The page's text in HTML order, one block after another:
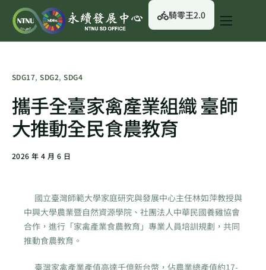
關於我們
永續資訊
校園綠生活
English
騎零王2.0
SDG17,SDG2,SDG4
攜手全臺家禽產業組織 臺師
大推動全民食農教育
2026 年 4 月 6 日
國立臺灣師範大學家庭研究與發展中心主任林如萍教授與
中興大學農業暨自然資源學院、社團法人中華民國養雞協會
合作，進行「家禽產業食農教育」專業人員培訓規劃，共同
推動食農教育。
臺灣家禽產業產值高達千億新台幣，佔農業總產值約17-